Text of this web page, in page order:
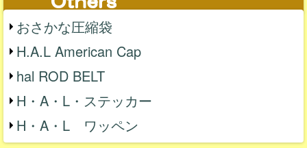
おさかな圧縮袋
H.A.L American Cap
hal ROD BELT
H・A・L・ステッカー
H・A・L ワッペン